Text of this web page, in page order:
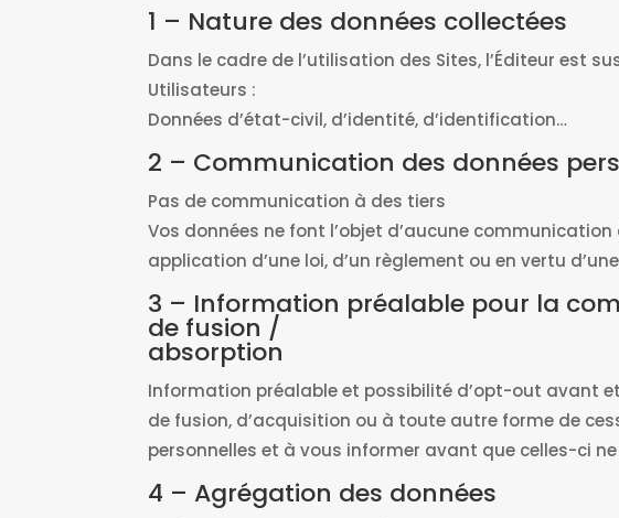
1 – Nature des données collectées
Dans le cadre de l’utilisation des Sites, l’Éditeur est
Utilisateurs :
Données d’état-civil, d’identité, d’identification…
2 – Communication des données
Pas de communication à des tiers
Vos données ne font l’objet d’aucune
application d’une loi, d’un règlement ou en vertu
3 – Information préalable pour la
de fusion /
absorption
Information préalable et possibilité d’opt-out avant
de fusion, d’acquisition ou à toute autre forme de
personnelles et à vous informer avant que celles-ci
4 – Agrégation des données